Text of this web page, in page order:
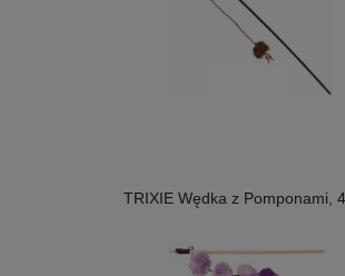
TRIXIE Wędka z Pomponami,